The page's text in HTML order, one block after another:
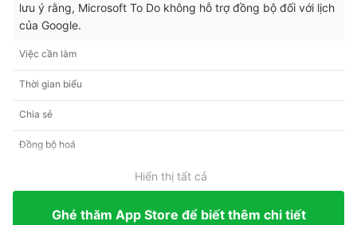
lưu ý rằng, Microsoft To Do không hỗ trợ đồng bộ đối với lịch
của Google.
Việc cần làm
Thời gian biểu
Chia sẻ
Đồng bộ hoá
Hiển thị tất cả
Ghé thăm App Store để biết thêm chi tiết